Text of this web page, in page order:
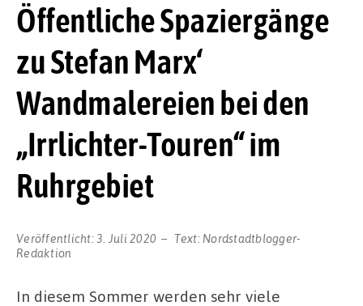
Öffentliche Spaziergänge
zu Stefan Marx‘
Wandmalereien bei den
„Irrlichter-Touren“ im
Ruhrgebiet
Veröffentlicht:3. Juli 2020 Text: Nordstadtblogger-
Redaktion
In diesem Sommer werden sehr viele